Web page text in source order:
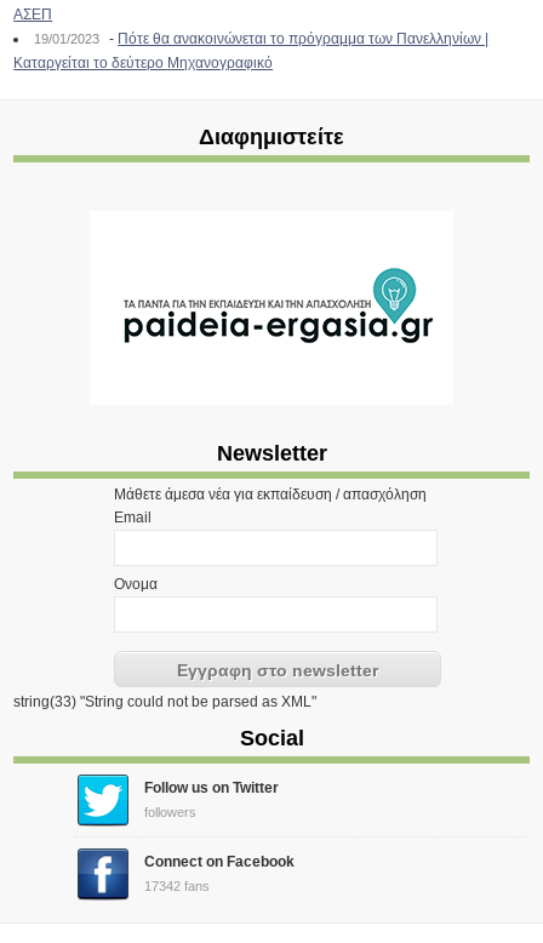
ΑΣΕΠ
19/01/2023 - Πότε θα ανακοινώνεται το πρόγραμμα των Πανελληνίων |
Καταργείται το δεύτερο Μηχανογραφικό
Διαφημιστείτε
Newsletter
Μάθετε άμεσα νέα για εκπαίδευση / απασχόληση
Email
Ονομα
string(33) "String could not be parsed as XML"
Social
Follow us on Twitter
followers
Connect on Facebook
17342 fans